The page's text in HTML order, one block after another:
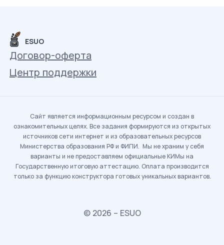
ESUO
Договор-оферта
Центр поддержки
Сайт является информационным ресурсом и создан в
ознакомительных целях. Все задания формируются из открытых
источников сети интернет и из образовательных ресурсов
Министерства образования РФ и ФИПИ. Мы не храним у себя
варианты и не предоставляем официальные КИМы на
Государственную итоговую аттестацию. Оплата производится
только за функцию конструктора готовых уникальных вариантов.
© 2026 – ESUO